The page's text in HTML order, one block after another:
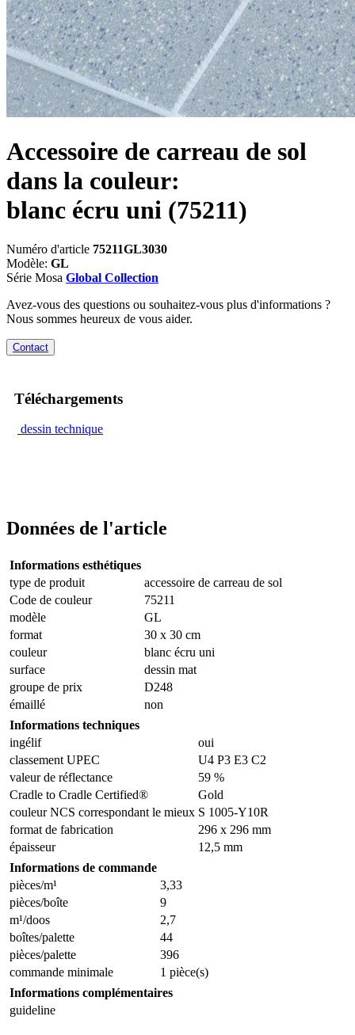
Accessoire de carreau de sol
dans la couleur:
blanc écru uni (75211)
Numéro d'article 75211GL3030
Modèle: GL
Série Mosa Global Collection
Avez-vous des questions ou souhaitez-vous plus d'informations ?
Nous sommes heureux de vous aider.
Contact
Téléchargements
dessin technique
Données de l'article
Informations esthétiques
type de produit
accessoire de carreau de sol
Code de couleur
75211
modèle
GL
format
30 x 30 cm
couleur
blanc écru uni
surface
dessin mat
groupe de prix
D248
émaillé
non
Informations techniques
ingélif
oui
classement UPEC
U4 P3 E3 C2
valeur de réflectance
59 %
Cradle to Cradle Certified®
Gold
couleur NCS correspondant le mieux S 1005-Y10R
format de fabrication
296 x 296 mm
épaisseur
12,5 mm
Informations de commande
pièces/m¹
3,33
pièces/boîte
9
m¹/doos
2,7
boîtes/palette
44
pièces/palette
396
commande minimale
1 pièce(s)
Informations complémentaires
guideline